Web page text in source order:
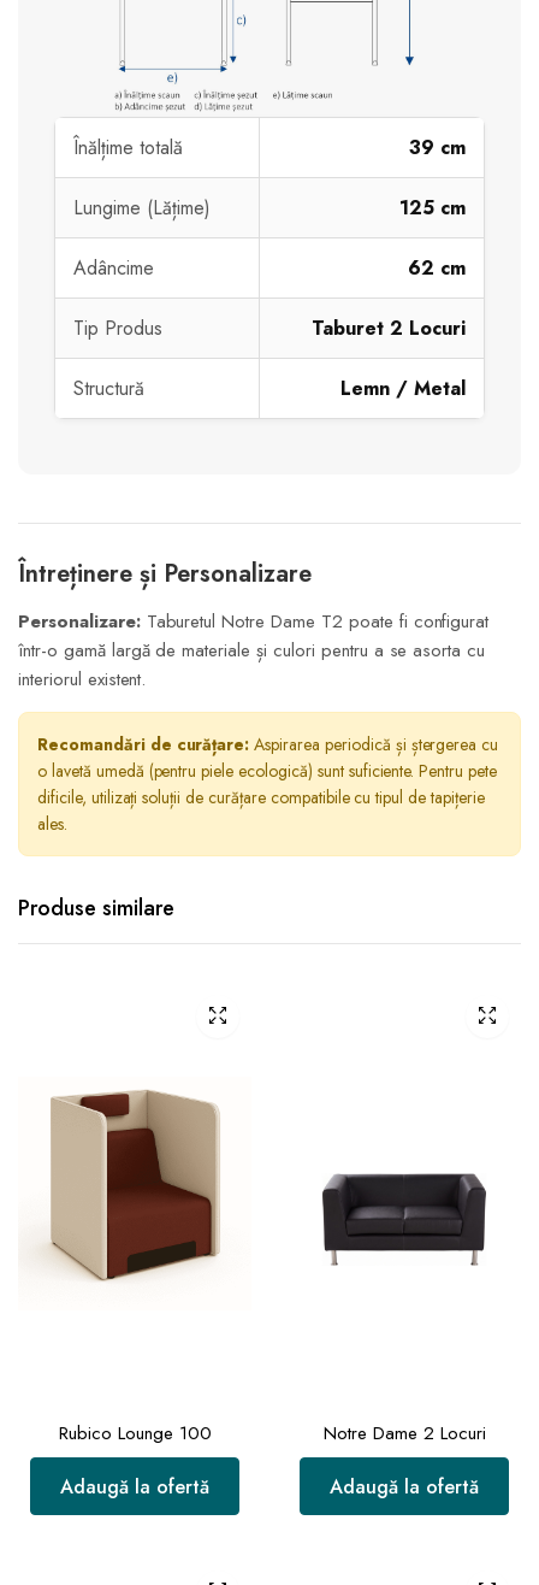
Înălțime totală 39 cm
Lungime (Lățime) 125 cm
Adâncime 62 cm
Tip Produs Taburet 2 Locuri
Structură Lemn / Metal
Întreținere și Personalizare
Personalizare:Taburetul Notre Dame T2 poate fi configurat
într-o gamă largă de materiale și culori pentru a se asorta cu
interiorul existent.
Recomandări de curățare: Aspirarea periodică și ștergerea cu
o lavetă umedă (pentru piele ecologică) sunt suficiente. Pentru pete
dificile, utilizați soluții de curățare compatibile cu tipul de tapițerie
ales.
Produse similare
Rubico Lounge 100
Adaugă la ofertă
Notre Dame 2 Locuri
Adaugă la ofertă